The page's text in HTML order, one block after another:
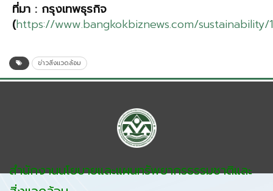
ที่มา : กรุงเทพธุรกิจ
(https://www.bangkokbiznews.com/sustainability/
ข่าวสิ่งแวดล้อม
สำนักงานนโยบายและแผนทรัพยากรธรรมชาติและ